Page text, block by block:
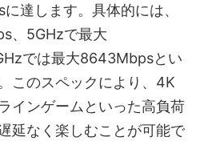
達します。具体的には、
、5GHzで最大
では最大8643Mbpsとい
このスペックにより、4K
インゲームといった高負荷
延なく楽しむことが可能で